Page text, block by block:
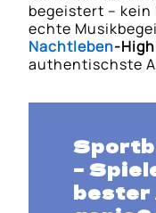
begeistert –
echte
Nachtleben-
authentischste
–
bester